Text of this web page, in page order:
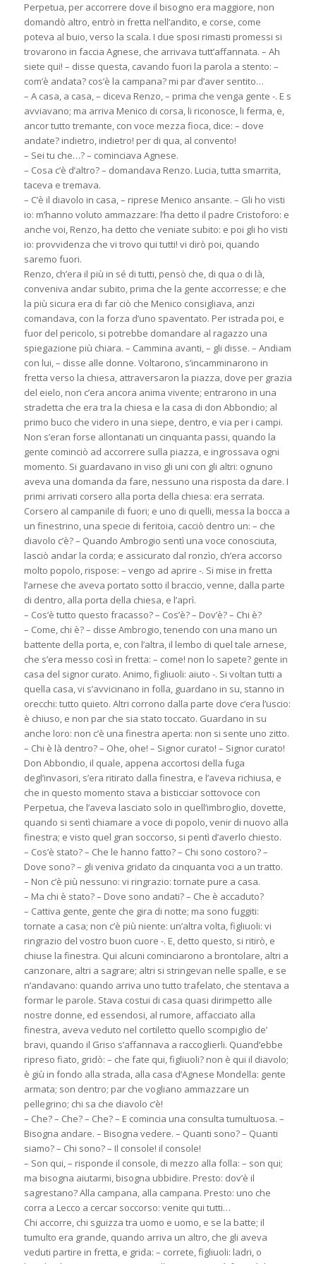
Perpetua, per accorrere dove il bisogno era maggiore, non
domandò altro, entrò in fretta nell’andito, e corse, come
poteva al buio, verso la scala. I due sposi rimasti promessi si
trovarono in faccia Agnese, che arrivava tutt’affannata. – Ah
siete qui! – disse questa, cavando fuori la parola a stento: –
com’è andata? cos’è la campana? mi par d’aver sentito…
– A casa, a casa, – diceva Renzo, – prima che venga gente -. E s
avviavano; ma arriva Menico di corsa, li riconosce, li ferma, e,
ancor tutto tremante, con voce mezza fioca, dice: – dove
andate? indietro, indietro! per di qua, al convento!
– Sei tu che…? – cominciava Agnese.
– Cosa c’è d’altro? – domandava Renzo. Lucia, tutta smarrita,
taceva e tremava.
– C’è il diavolo in casa, – riprese Menico ansante. – Gli ho visti
io: m’hanno voluto ammazzare: l’ha detto il padre Cristoforo: e
anche voi, Renzo, ha detto che veniate subito: e poi gli ho visti
io: provvidenza che vi trovo qui tutti! vi dirò poi, quando
saremo fuori.
Renzo, ch’era il più in sé di tutti, pensò che, di qua o di là,
conveniva andar subito, prima che la gente accorresse; e che
la più sicura era di far ciò che Menico consigliava, anzi
comandava, con la forza d’uno spaventato. Per istrada poi, e
fuor del pericolo, si potrebbe domandare al ragazzo una
spiegazione più chiara. – Cammina avanti, – gli disse. – Andiam
con lui, – disse alle donne. Voltarono, s’incamminarono in
fretta verso la chiesa, attraversaron la piazza, dove per grazia
del eielo, non c’era ancora anima vivente; entrarono in una
stradetta che era tra la chiesa e la casa di don Abbondio; al
primo buco che videro in una siepe, dentro, e via per i campi.
Non s’eran forse allontanati un cinquanta passi, quando la
gente cominciò ad accorrere sulla piazza, e ingrossava ogni
momento. Si guardavano in viso gli uni con gli altri: ognuno
aveva una domanda da fare, nessuno una risposta da dare. I
primi arrivati corsero alla porta della chiesa: era serrata.
Corsero al campanile di fuori; e uno di quelli, messa la bocca a
un finestrino, una specie di feritoia, cacciò dentro un: – che
diavolo c’è? – Quando Ambrogio sentì una voce conosciuta,
lasciò andar la corda; e assicurato dal ronzìo, ch’era accorso
molto popolo, rispose: – vengo ad aprire -. Si mise in fretta
l’arnese che aveva portato sotto il braccio, venne, dalla parte
di dentro, alla porta della chiesa, e l’aprì.
– Cos’è tutto questo fracasso? – Cos’è? – Dov’è? – Chi è?
– Come, chi è? – disse Ambrogio, tenendo con una mano un
battente della porta, e, con l’altra, il lembo di quel tale arnese,
che s’era messo così in fretta: – come! non lo sapete? gente in
casa del signor curato. Animo, figliuoli: aiuto -. Si voltan tutti a
quella casa, vi s’avvicinano in folla, guardano in su, stanno in
orecchi: tutto quieto. Altri corrono dalla parte dove c’era l’uscio:
è chiuso, e non par che sia stato toccato. Guardano in su
anche loro: non c’è una finestra aperta: non si sente uno zitto.
– Chi è là dentro? – Ohe, ohe! – Signor curato! – Signor curato!
Don Abbondio, il quale, appena accortosi della fuga
degl’invasori, s’era ritirato dalla finestra, e l’aveva richiusa, e
che in questo momento stava a bisticciar sottovoce con
Perpetua, che l’aveva lasciato solo in quell’imbroglio, dovette,
quando si sentì chiamare a voce di popolo, venir di nuovo alla
finestra; e visto quel gran soccorso, si pentì d’averlo chiesto.
– Cos’è stato? – Che le hanno fatto? – Chi sono costoro? –
Dove sono? – gli veniva gridato da cinquanta voci a un tratto.
– Non c’è più nessuno: vi ringrazio: tornate pure a casa.
– Ma chi è stato? – Dove sono andati? – Che è accaduto?
– Cattiva gente, gente che gira di notte; ma sono fuggiti:
tornate a casa; non c’è più niente: un’altra volta, figliuoli: vi
ringrazio del vostro buon cuore -. E, detto questo, si ritirò, e
chiuse la finestra. Qui alcuni cominciarono a brontolare, altri a
canzonare, altri a sagrare; altri si stringevan nelle spalle, e se
n’andavano: quando arriva uno tutto trafelato, che stentava a
formar le parole. Stava costui di casa quasi dirimpetto alle
nostre donne, ed essendosi, al rumore, affacciato alla
finestra, aveva veduto nel cortiletto quello scompiglio de’
bravi, quando il Griso s’affannava a raccoglierli. Quand’ebbe
ripreso fiato, gridò: – che fate qui, figliuoli? non è qui il diavolo;
è giù in fondo alla strada, alla casa d’Agnese Mondella: gente
armata; son dentro; par che vogliano ammazzare un
pellegrino; chi sa che diavolo c’è!
– Che? – Che? – Che? – E comincia una consulta tumultuosa. –
Bisogna andare. – Bisogna vedere. – Quanti sono? – Quanti
siamo? – Chi sono? – Il console! il console!
– Son qui, – risponde il console, di mezzo alla folla: – son qui;
ma bisogna aiutarmi, bisogna ubbidire. Presto: dov’è il
sagrestano? Alla campana, alla campana. Presto: uno che
corra a Lecco a cercar soccorso: venite qui tutti…
Chi accorre, chi sguizza tra uomo e uomo, e se la batte; il
tumulto era grande, quando arriva un altro, che gli aveva
veduti partire in fretta, e grida: – correte, figliuoli: ladri, o